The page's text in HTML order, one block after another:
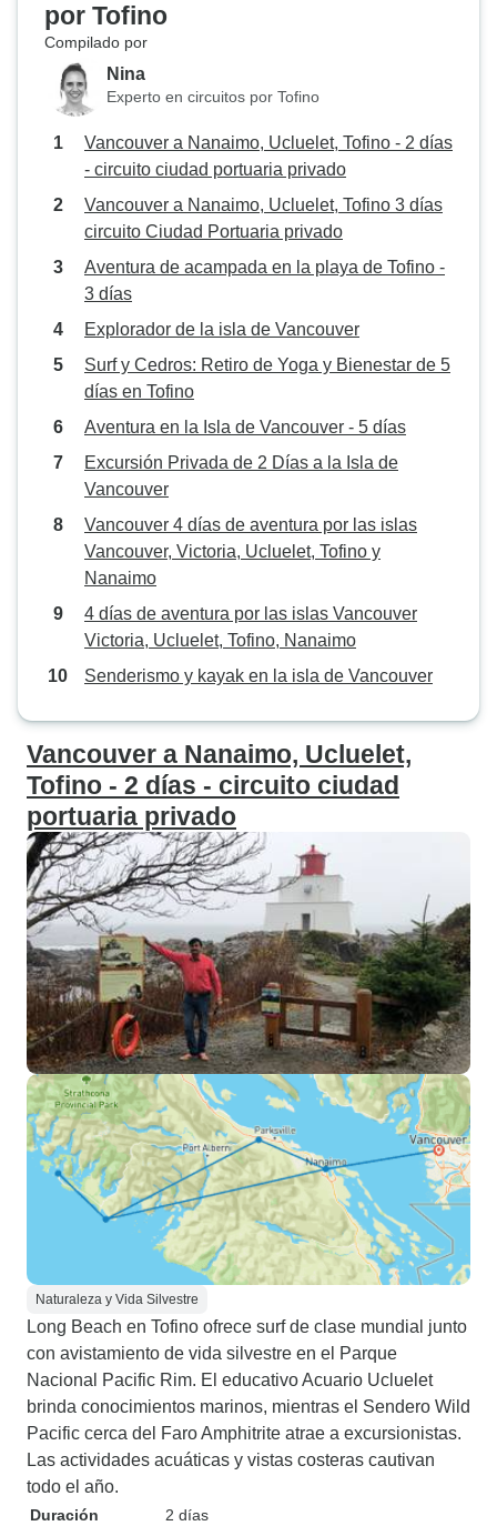
por Tofino
Compilado por
Nina
Experto en circuitos por Tofino
Vancouver a Nanaimo, Ucluelet, Tofino - 2 días
- circuito ciudad portuaria privado
Vancouver a Nanaimo, Ucluelet, Tofino 3 días
circuito Ciudad Portuaria privado
Aventura de acampada en la playa de Tofino -
3 días
Explorador de la isla de Vancouver
Surf y Cedros: Retiro de Yoga y Bienestar de 5
días en Tofino
Aventura en la Isla de Vancouver - 5 días
Excursión Privada de 2 Días a la Isla de
Vancouver
Vancouver 4 días de aventura por las islas
Vancouver, Victoria, Ucluelet, Tofino y
Nanaimo
4 días de aventura por las islas Vancouver
Victoria, Ucluelet, Tofino, Nanaimo
Senderismo y kayak en la isla de Vancouver
Vancouver a Nanaimo, Ucluelet,
Tofino - 2 días - circuito ciudad
portuaria privado
Naturaleza y Vida Silvestre
Long Beach en Tofino ofrece surf de clase mundial junto
con avistamiento de vida silvestre en el Parque
Nacional Pacific Rim. El educativo Acuario Ucluelet
brinda conocimientos marinos, mientras el Sendero Wild
Pacific cerca del Faro Amphitrite atrae a excursionistas.
Las actividades acuáticas y vistas costeras cautivan
todo el año.
Duración 2 días